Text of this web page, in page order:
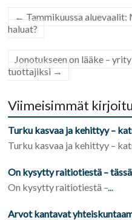
← Tammikuussa
haluat?
Jonotukseen on lääke –
tuottajiksi →
Viimeisimmät
Turku kasvaa ja kehittyy –
Turku kasvaa ja kehittyy –
On kysytty raitiotiestä –
On kysytty raitiotiestä –...
Arvot kantavat